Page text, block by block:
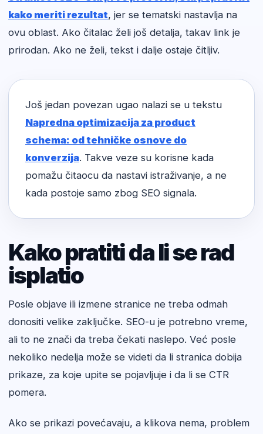
kako meriti rezultat, jer se tematski nastavlja na
ovu oblast. Ako čitalac želi još detalja, takav link je
prirodan. Ako ne želi, tekst i dalje ostaje čitljiv.
Još jedan povezan ugao nalazi se u tekstu
Napredna optimizacija za product
schema: od tehničke osnove do
konverzija. Takve veze su korisne kada
pomažu čitaocu da nastavi istraživanje, a ne
kada postoje samo zbog SEO signala.
Kako pratiti da li se rad
isplatio
Posle objave ili izmene stranice ne treba odmah
donositi velike zaključke. SEO-u je potrebno vreme,
ali to ne znači da treba čekati naslepo. Već posle
nekoliko nedelja može se videti da li stranica dobija
prikaze, za koje upite se pojavljuje i da li se CTR
pomera.
Ako se prikazi povećavaju, a klikova nema, problem